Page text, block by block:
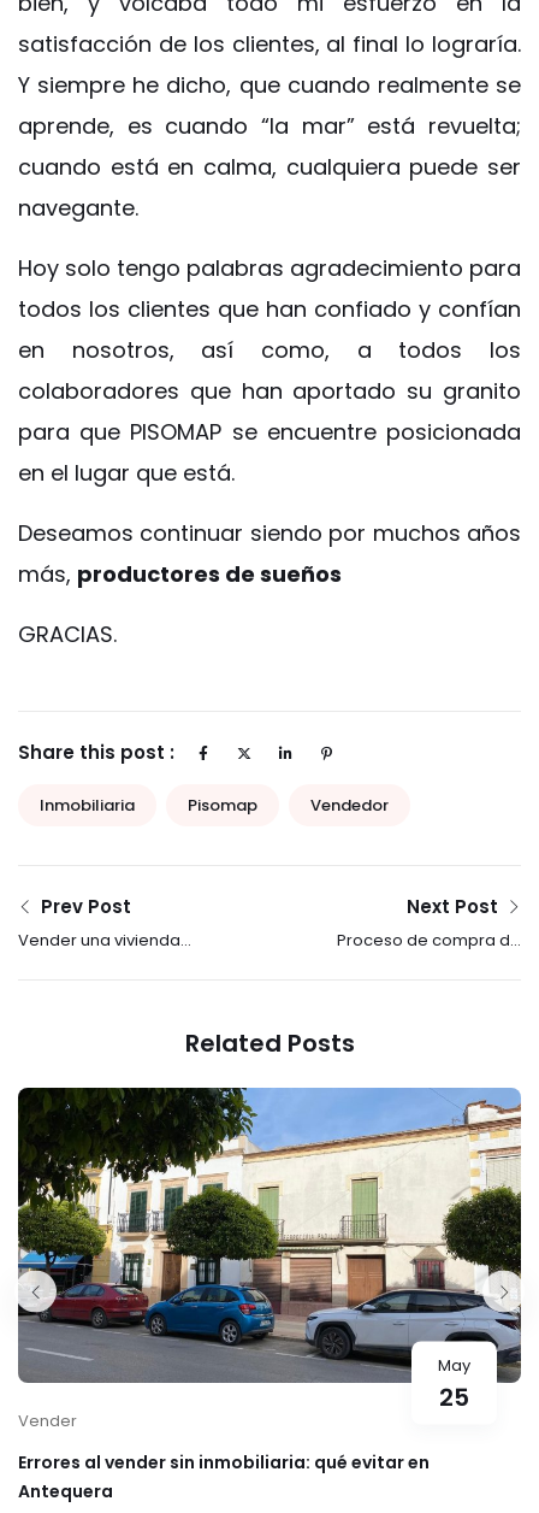
satisfacción de los clientes, al final lo lograría.
Y siempre he dicho, que cuando realmente se
aprende, es cuando “la mar” está revuelta;
cuando está en calma, cualquiera puede ser
navegante.
Hoy solo tengo palabras agradecimiento para
todos los clientes que han confiado y confían
en nosotros, así como, a todos los
colaboradores que han aportado su granito
para que PISOMAP se encuentre posicionada
en el lugar que está.
Deseamos continuar siendo por muchos años
más, productores de sueños
GRACIAS.
Share this post :
Inmobiliaria Pisomap Vendedor
Prev Post
Vender una vivienda
Next Post
Proceso de compra de
Related Posts
May
25
Vender
Errores al vender sin inmobiliaria: qué evitar en
Antequera